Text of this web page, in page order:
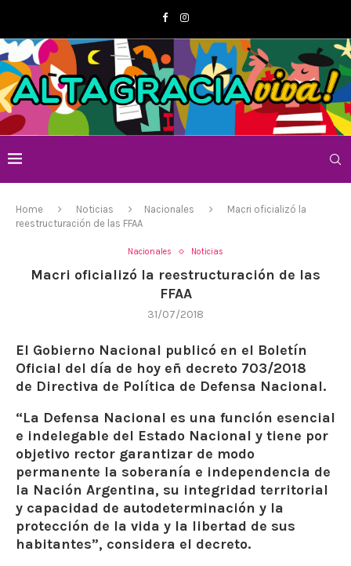
Home Noticias Nacionales
Macri oficializó la
reestructuración de las FFAA
Nacionales Noticias
Macri oficializó la reestructuración de las
FFAA
31/07/2018
El Gobierno Nacional publicó en el Boletín
Oficial del día de hoy eñ decreto 703/2018
de Directiva de Política de Defensa Nacional.
“La Defensa Nacional es una función esencial
e indelegable del Estado Nacional y tiene por
objetivo rector garantizar de modo
permanente la soberanía e independencia de
la Nación Argentina, su integridad territorial
y capacidad de autodeterminación y la
protección de la vida y la libertad de sus
habitantes”, considera el decreto.